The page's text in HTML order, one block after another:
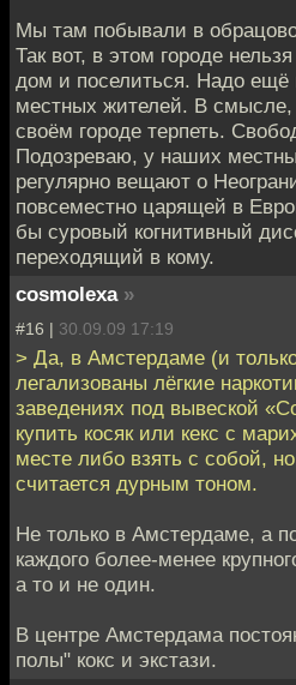
Мы там побывали в
Так вот, в этом городе
дом и поселиться. Надо ещё
местных жителей. В смысле,
своём городе терпеть.
Подозреваю, у наших
регулярно вещают о
повсеместно царящей в
бы суровый когнитивный
переходящий в кому.
cosmolexa »
#16 | 30.09.09 17:19
> Да, в Амстердаме (и
легализованы лёгкие
заведениях под вывеской
купить косяк или кекс с
месте либо взять с собой,
считается дурным тоном.
Не только в Амстердаме, а
каждого более-менее
а то и не один.
В центре Амстердама
полы" кокс и экстази.